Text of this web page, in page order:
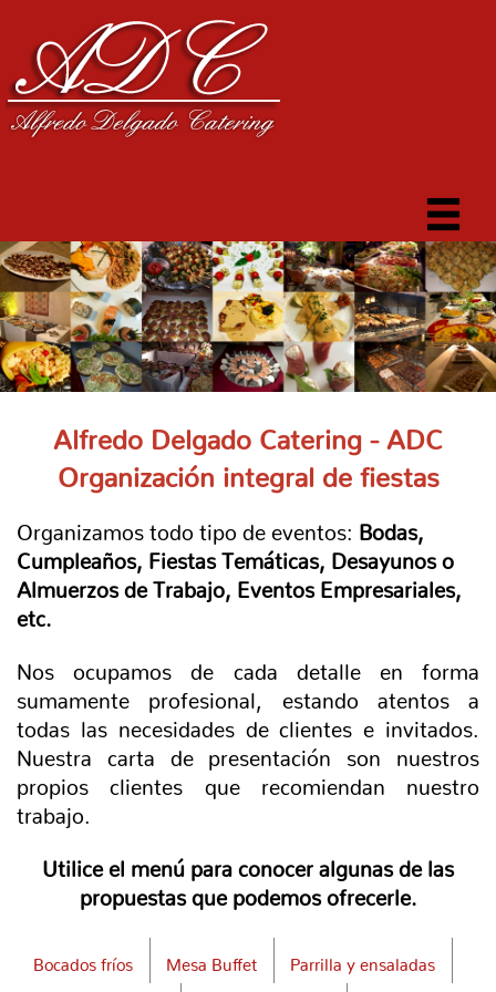
Alfredo Delgado Catering - ADC
Organización integral de fiestas
Organizamos todo tipo de eventos: Bodas,
Cumpleaños, Fiestas Temáticas, Desayunos o
Almuerzos de Trabajo, Eventos Empresariales,
etc.
Nos ocupamos de cada detalle en forma
sumamente profesional, estando atentos a
todas las necesidades de clientes e invitados.
Nuestra carta de presentación son nuestros
propios clientes que recomiendan nuestro
trabajo.
Utilice el menú para conocer algunas de las
propuestas que podemos ofrecerle.
Bocados fríos Mesa Buffet Parrilla y ensaladas